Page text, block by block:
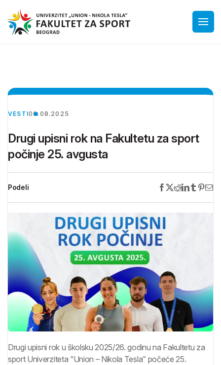
VESTI06.08.2025
Drugi upisni rok na Fakultetu za sport
počinje 25. avgusta
Podeli
Drugi upisni rok u školsku 2025/26. godinu na Fakultetu za
sport Univerziteta “Union – Nikola Tesla” počeće 25.